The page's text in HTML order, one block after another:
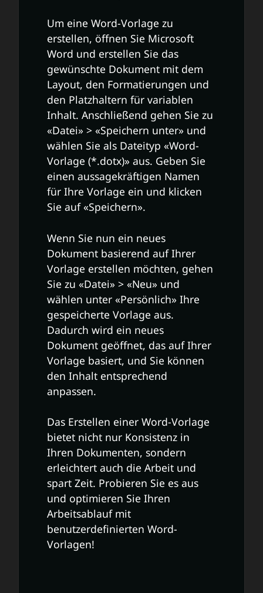
Um eine Word-Vorlage zu
erstellen, öffnen Sie Microsoft
Word und erstellen Sie das
gewünschte Dokument mit dem
Layout, den Formatierungen und
den Platzhaltern für variablen
Inhalt. Anschließend gehen Sie zu
«Datei» > «Speichern unter» und
wählen Sie als Dateityp «Word-
Vorlage (*.dotx)» aus. Geben Sie
einen aussagekräftigen Namen
für Ihre Vorlage ein und klicken
Sie auf «Speichern».
Wenn Sie nun ein neues
Dokument basierend auf Ihrer
Vorlage erstellen möchten, gehen
Sie zu «Datei» > «Neu» und
wählen unter «Persönlich» Ihre
gespeicherte Vorlage aus.
Dadurch wird ein neues
Dokument geöffnet, das auf Ihrer
Vorlage basiert, und Sie können
den Inhalt entsprechend
anpassen.
Das Erstellen einer Word-Vorlage
bietet nicht nur Konsistenz in
Ihren Dokumenten, sondern
erleichtert auch die Arbeit und
spart Zeit. Probieren Sie es aus
und optimieren Sie Ihren
Arbeitsablauf mit
benutzerdefinierten Word-
Vorlagen!